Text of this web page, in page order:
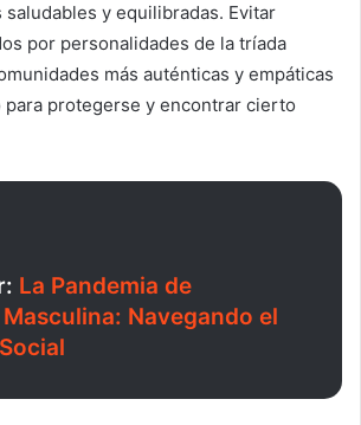
y equilibradas. Evitar
por personalidades de la tríada
más auténticas y empáticas
para protegerse y encontrar cierto
La Pandemia de
Navegando el